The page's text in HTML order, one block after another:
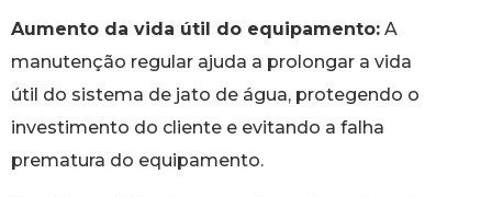
Aumento da vida útil do equipamento: A
manutenção regular ajuda a prolongar a vida
útil do sistema de jato de água, protegendo o
investimento do cliente e evitando a falha
prematura do equipamento.